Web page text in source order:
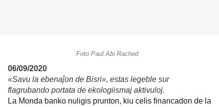
Foto Paul Abi Rached
06/09/2020
«Savu la ebenaĵon de Bisri», estas legeble sur
flagrubando portata de ekologiismaj aktivuloj.
La Monda banko nuligis prunton, kiu celis financadon de la